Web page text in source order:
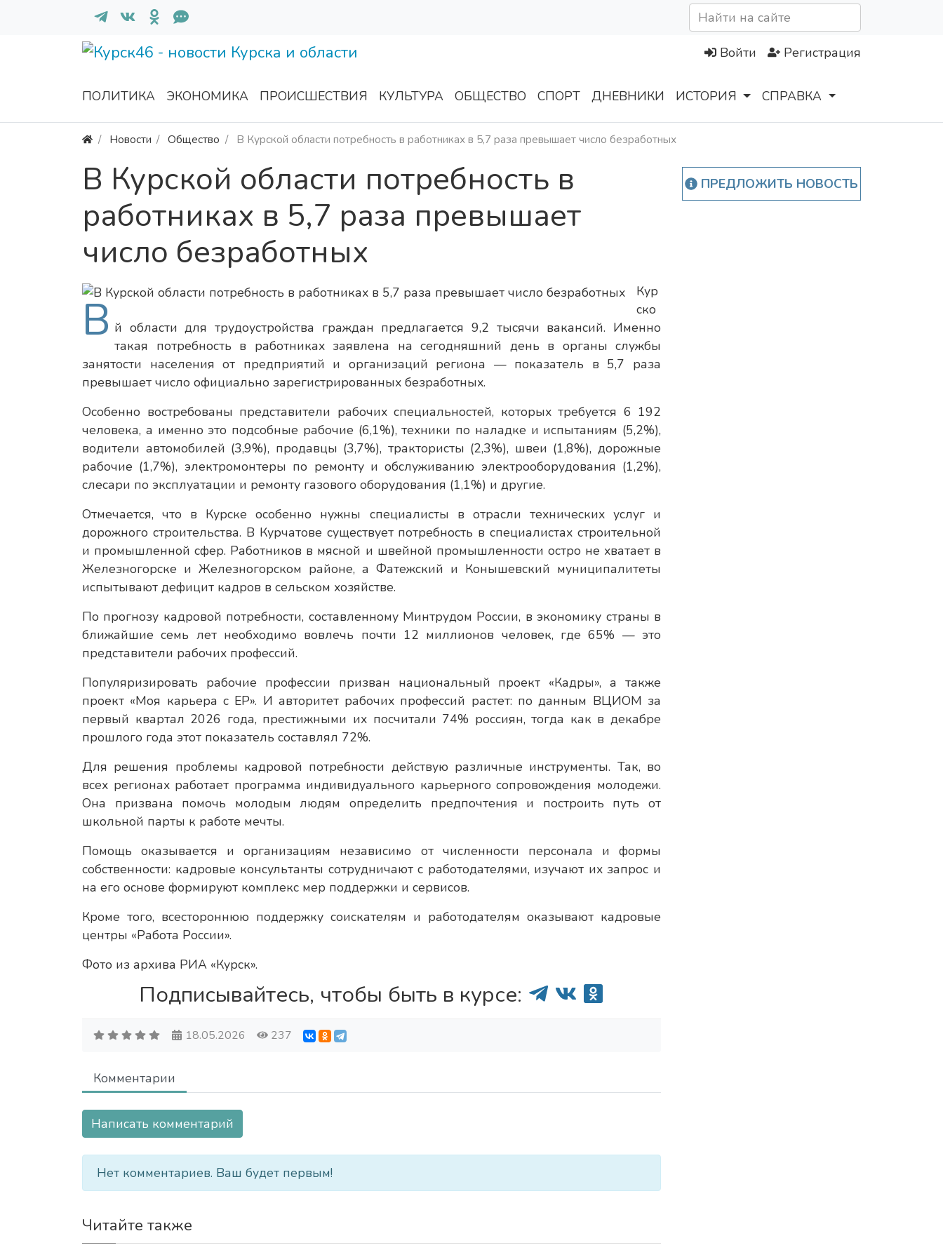
Войти Регистрация
ПОЛИТИКА ЭКОНОМИКА ПРОИСШЕСТВИЯ КУЛЬТУРА ОБЩЕСТВО СПОРТ ДНЕВНИКИ ИСТОРИЯ СПРАВКА
Новости Общество В Курской области потребность в работниках в 5,7 раза превышает число безработных
В Курской области потребность в
работниках в 5,7 раза превышает
число безработных
В
Кур
ско
й области для трудоустройства граждан предлагается 9,2 тысячи вакансий. Именно
такая потребность в работниках заявлена на сегодняшний день в органы службы
занятости населения от предприятий и организаций региона — показатель в 5,7 раза
превышает число официально зарегистрированных безработных.
Особенно востребованы представители рабочих специальностей, которых требуется 6 192
человека, а именно это подсобные рабочие (6,1%), техники по наладке и испытаниям (5,2%),
водители автомобилей (3,9%), продавцы (3,7%), трактористы (2,3%), швеи (1,8%), дорожные
рабочие (1,7%), электромонтеры по ремонту и обслуживанию электрооборудования (1,2%),
слесари по эксплуатации и ремонту газового оборудования (1,1%) и другие.
Отмечается, что в Курске особенно нужны специалисты в отрасли технических услуг и
дорожного строительства. В Курчатове существует потребность в специалистах строительной
и промышленной сфер. Работников в мясной и швейной промышленности остро не хватает в
Железногорске и Железногорском районе, а Фатежский и Конышевский муниципалитеты
испытывают дефицит кадров в сельском хозяйстве.
По прогнозу кадровой потребности, составленному Минтрудом России, в экономику страны в
ближайшие семь лет необходимо вовлечь почти 12 миллионов человек, где 65% — это
представители рабочих профессий.
Популяризировать рабочие профессии призван национальный проект «Кадры», а также
проект «Моя карьера с ЕР». И авторитет рабочих профессий растет: по данным ВЦИОМ за
первый квартал 2026 года, престижными их посчитали 74% россиян, тогда как в декабре
прошлого года этот показатель составлял 72%.
Для решения проблемы кадровой потребности действую различные инструменты. Так, во
всех регионах работает программа индивидуального карьерного сопровождения молодежи.
Она призвана помочь молодым людям определить предпочтения и построить путь от
школьной парты к работе мечты.
Помощь оказывается и организациям независимо от численности персонала и формы
собственности: кадровые консультанты сотрудничают с работодателями, изучают их запрос и
на его основе формируют комплекс мер поддержки и сервисов.
Кроме того, всестороннюю поддержку соискателям и работодателям оказывают кадровые
центры «Работа России».
Фото из архива РИА «Курск».
Подписывайтесь, чтобы быть в курсе:
18.05.2026 237
Комментарии
Написать комментарий
Нет комментариев. Ваш будет первым!
Читайте также
ПРЕДЛОЖИТЬ НОВОСТЬ